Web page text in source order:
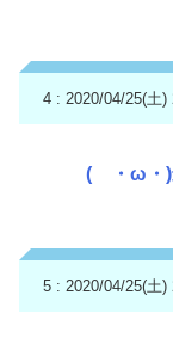
4 : 2020/04/25(土)
( ・ω・)
5 : 2020/04/25(土)